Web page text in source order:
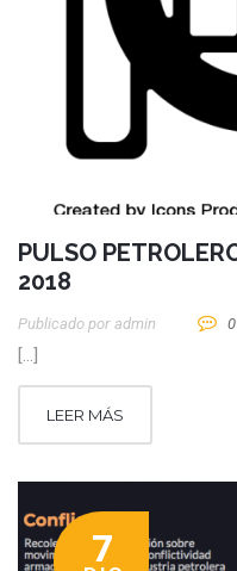
PULSO
2018
Publicado por Admin 0
[…]
LEER MÁS
7